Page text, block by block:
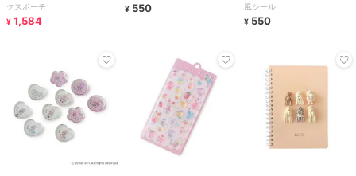
クスポーチ
¥ 1,584
¥ 550
風シール
¥ 550